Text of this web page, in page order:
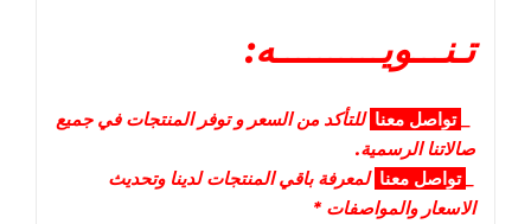
تـنـــويــــــــــه:
تواصل معنا للتأكد من السعر و توفر المنتجات في جميع
صالاتنا الرسمية.
تواصل معنا لمعرفة باقي المنتجات لدينا وتحديث
الاسعار والمواصفات *